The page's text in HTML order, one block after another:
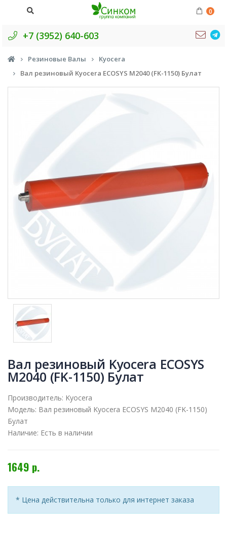
0
+7 (3952) 640-603
Резиновые Валы
Kyocera
Вал резиновый Kyocera ECOSYS M2040 (FK-1150) Булат
Вал резиновый Kyocera ECOSYS
M2040 (FK-1150) Булат
Производитель: Kyocera
Модель: Вал резиновый Kyocera ECOSYS M2040 (FK-1150)
Булат
Наличие: Есть в наличии
1649 р.
* Цена действительна только для интернет заказа